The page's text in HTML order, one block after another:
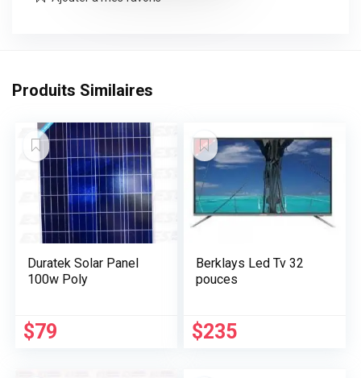
Produits Similaires
Duratek Solar Panel
100w Poly
$79
Berklays Led Tv 32
pouces
$235